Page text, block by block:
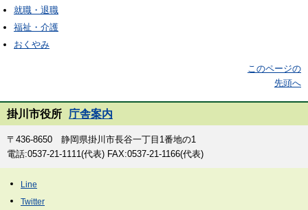
就職・退職
福祉・介護
おくやみ
このページの
先頭へ
掛川市役所 庁舎案内
〒436-8650 静岡県掛川市長谷一丁目1番地の1
電話:0537-21-1111(代表) FAX:0537-21-1166(代表)